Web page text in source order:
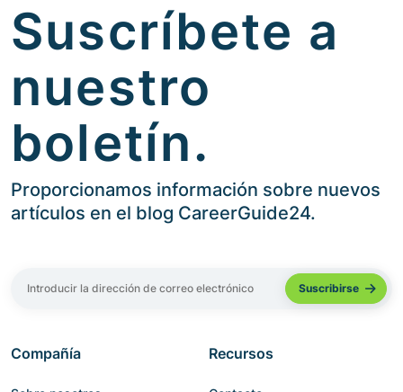
Suscríbete a
nuestro
boletín.
Proporcionamos información sobre nuevos
artículos en el blog CareerGuide24.
Compañía Recursos